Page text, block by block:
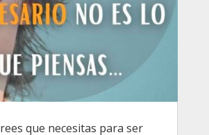
que necesitas para ser